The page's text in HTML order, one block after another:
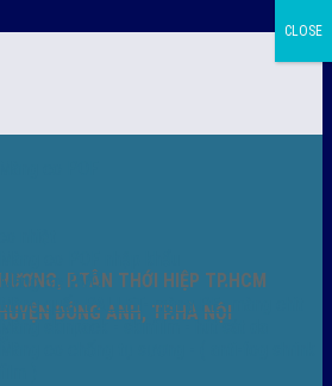
P.TÂN THỚI HIỆP TP.HCM
ĐÔNG ANH, TP.HÀ NỘI
co POF
Màng co PVC
Màng quấn PALLET- màng PE- màng chit
Màng skinpack - skinfilm - hút sát da
CLOSE